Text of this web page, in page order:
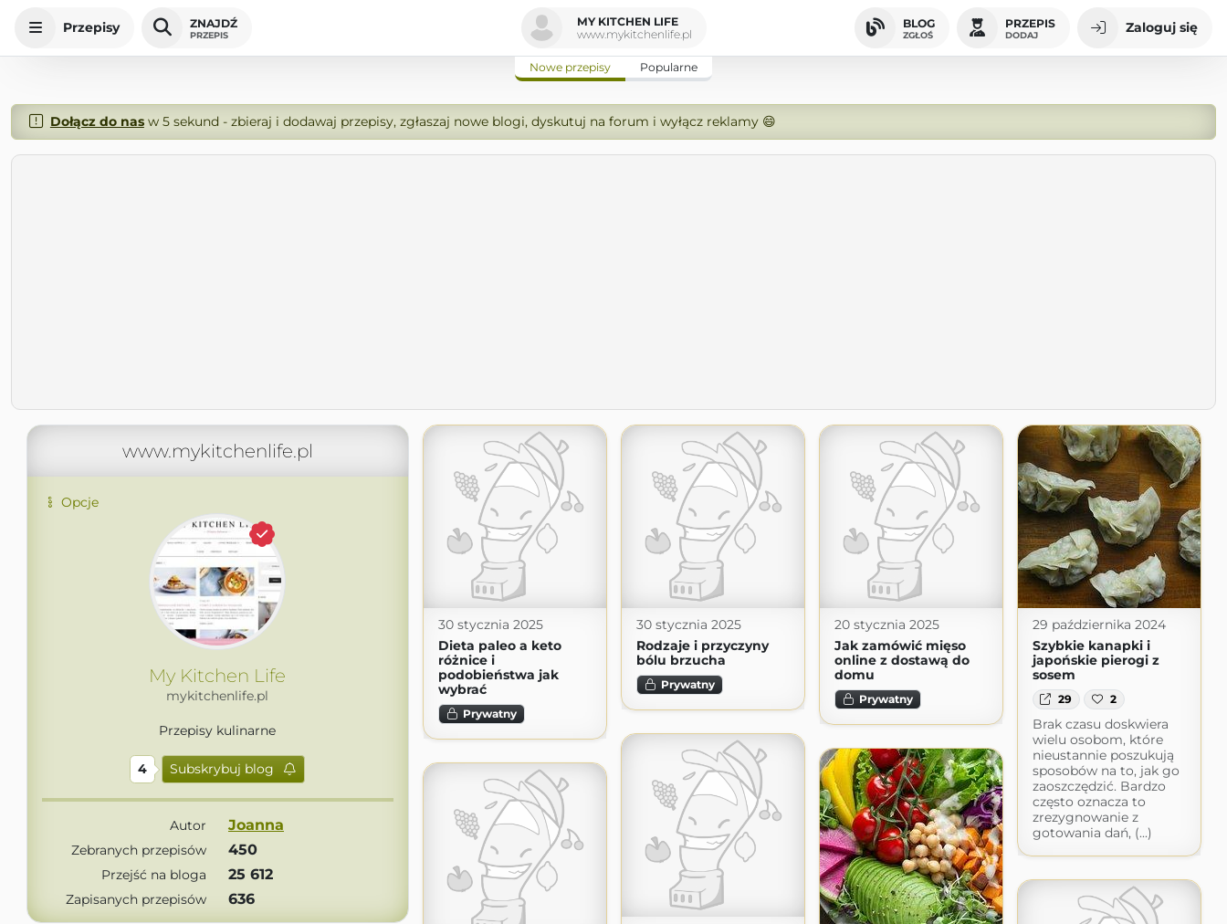
Przepisy ZNAJDŹ
PRZEPIS
MY KITCHEN LIFE
www.mykitchenlife.pl
BLOG
ZGŁOŚ
PRZEPIS
DODAJ Zaloguj się
Nowe przepisy Popularne
Dołącz do nasw 5 sekund - zbieraj i dodawaj przepisy, zgłaszaj nowe blogi, dyskutuj na forum i wyłącz reklamy 😄
www.mykitchenlife.pl
Opcje
My Kitchen Life
mykitchenlife.pl
Przepisy kulinarne
4 Subskrybuj blog
Autor Joanna
Zebranych przepisów 450
Przejść na bloga 25 612
Zapisanych przepisów 636
30 stycznia 2025
Dieta paleo a keto
różnice i
podobieństwa jak
wybrać
Prywatny
30 stycznia 2025
Rodzaje i przyczyny
bólu brzucha
Prywatny
20 stycznia 2025
Jak zamówić mięso
online z dostawą do
domu
Prywatny
29 października 2024
Szybkie kanapki i
japońskie pierogi z
sosem
29 2
Brak czasu doskwiera
wielu osobom, które
nieustannie poszukują
sposobów na to, jak go
zaoszczędzić. Bardzo
często oznacza to
zrezygnowanie z
gotowania dań, (...)